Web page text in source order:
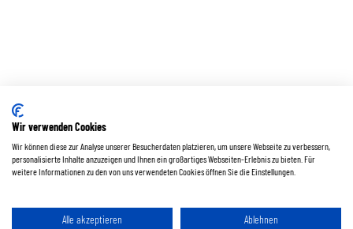
Wir verwenden Cookies
Wir können diese zur Analyse unserer Besucherdaten platzieren, um unsere Webseite zu verbessern,
personalisierte Inhalte anzuzeigen und Ihnen ein großartiges Webseiten-Erlebnis zu bieten. Für
weitere Informationen zu den von uns verwendeten Cookies öffnen Sie die Einstellungen.
Alle akzeptieren Ablehnen